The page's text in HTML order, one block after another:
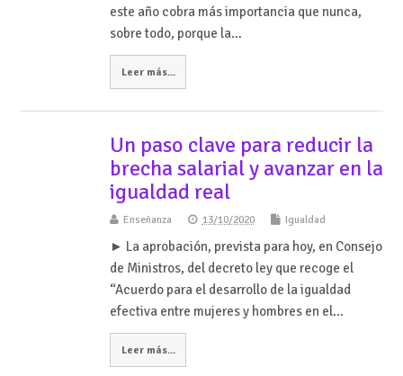
este año cobra más importancia que nunca,
sobre todo, porque la…
Leer más...
Un paso clave para reducir la
brecha salarial y avanzar en la
igualdad real
Enseñanza 13/10/2020 Igualdad
► La aprobación, prevista para hoy, en Consejo
de Ministros, del decreto ley que recoge el
“Acuerdo para el desarrollo de la igualdad
efectiva entre mujeres y hombres en el…
Leer más...